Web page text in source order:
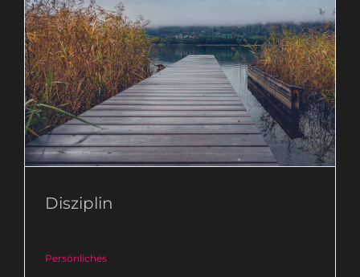
Disziplin
Persönliches
Disziplin
Persönliches